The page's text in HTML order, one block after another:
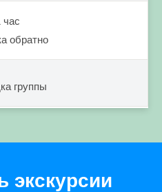
час
обратно
группы
экскурсии